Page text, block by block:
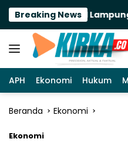
Langsung
konten
Breaking News
Futsal PWI Lampung
APH Ekonomi Hukum
Beranda Ekonomi
Ekonomi